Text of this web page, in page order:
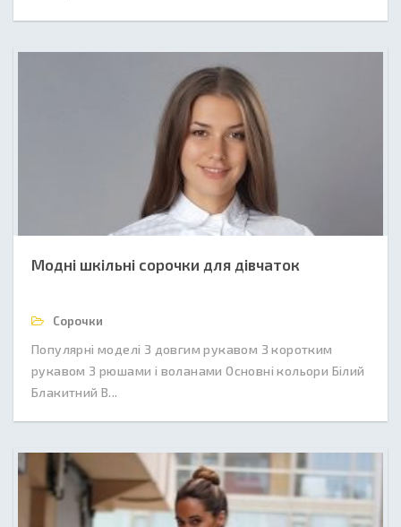
Модні шкільні сорочки для дівчаток
Сорочки
Популярні моделі З довгим рукавом З коротким
рукавом З рюшами і воланами Основні кольори Білий
Блакитний В...